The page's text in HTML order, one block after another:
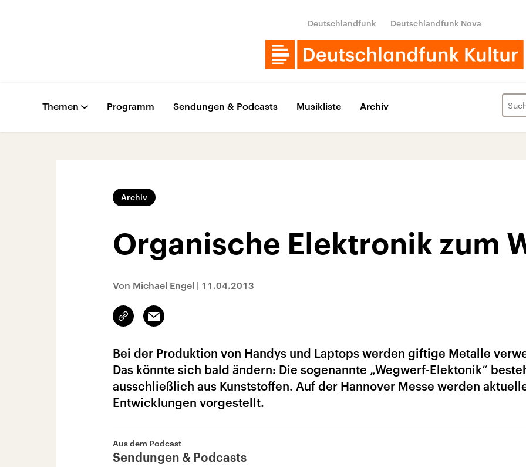
Deutschlandfunk Deutschlandfunk Nova
Themen Programm Sendungen & Podcasts Musikliste Archiv
Archiv
Organische Elektronik zum
Von Michael Engel | 11.04.2013
Link
kopieren/teilen
Email
Bei der Produktion von Handys und Laptops werden giftige Metalle
Das könnte sich bald ändern: Die sogenannte „Wegwerf-Elektonik“
ausschließlich aus Kunststoffen. Auf der Hannover Messe werden
Entwicklungen vorgestellt.
Aus dem Podcast
Sendungen & Podcasts